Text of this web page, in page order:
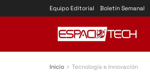
Equipo Editorial Boletín Semanal
Inicio Tecnología e Innovación